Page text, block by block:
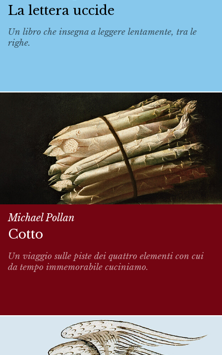
La lettera uccide
Un libro che insegna a leggere lentamente, tra le
righe.
Michael Pollan
Cotto
Un viaggio sulle piste dei quattro elementi con cui
da tempo immemorabile cuciniamo.